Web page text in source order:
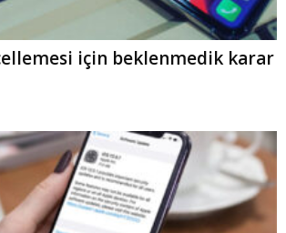
için beklenmedik karar